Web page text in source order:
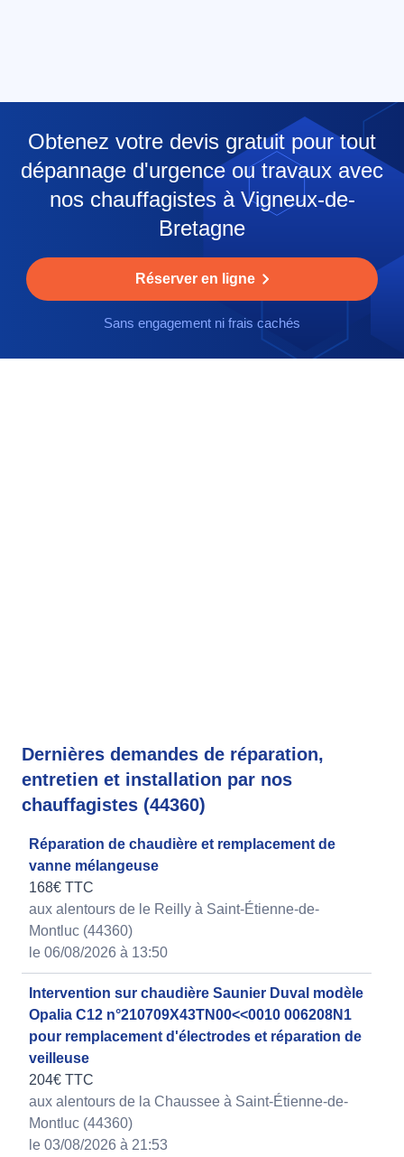
Obtenez votre devis gratuit pour tout
dépannage d'urgence ou travaux avec
nos chauffagistes à Vigneux-de-
Bretagne
Réserver en ligne
Sans engagement ni frais cachés
Dernières demandes de réparation,
entretien et installation par nos
chauffagistes (44360)
Réparation de chaudière et remplacement de
vanne mélangeuse
168€ TTC
aux alentours de le Reilly à Saint-Étienne-de-
Montluc (44360)
le 06/08/2026 à 13:50
Intervention sur chaudière Saunier Duval modèle
Opalia C12 n°210709X43TN00<<0010 006208N1
pour remplacement d'électrodes et réparation de
veilleuse
204€ TTC
aux alentours de la Chaussee à Saint-Étienne-de-
Montluc (44360)
le 03/08/2026 à 21:53